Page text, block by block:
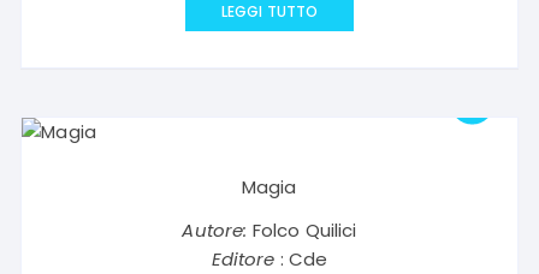
LEGGI TUTTO
Magia
Autore: Folco Quilici
Editore : Cde